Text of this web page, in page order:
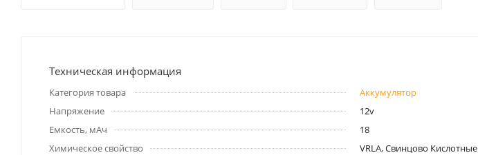
Техническая информация
Категория товара
Аккумулятор
Напряжение
12v
Емкость, мАч
18
Химическое свойство
VRLA, Свинцово Кислотные